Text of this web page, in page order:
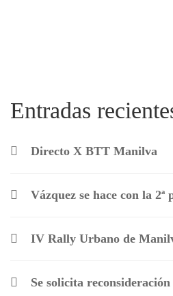
Entradas
Directo X BTT Manilva
Vázquez se hace con la
IV Rally Urbano de
Se solicita